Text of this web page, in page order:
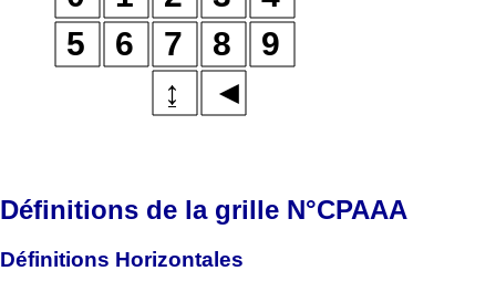
Définitions de la grille N°CPAAA
Définitions Horizontales